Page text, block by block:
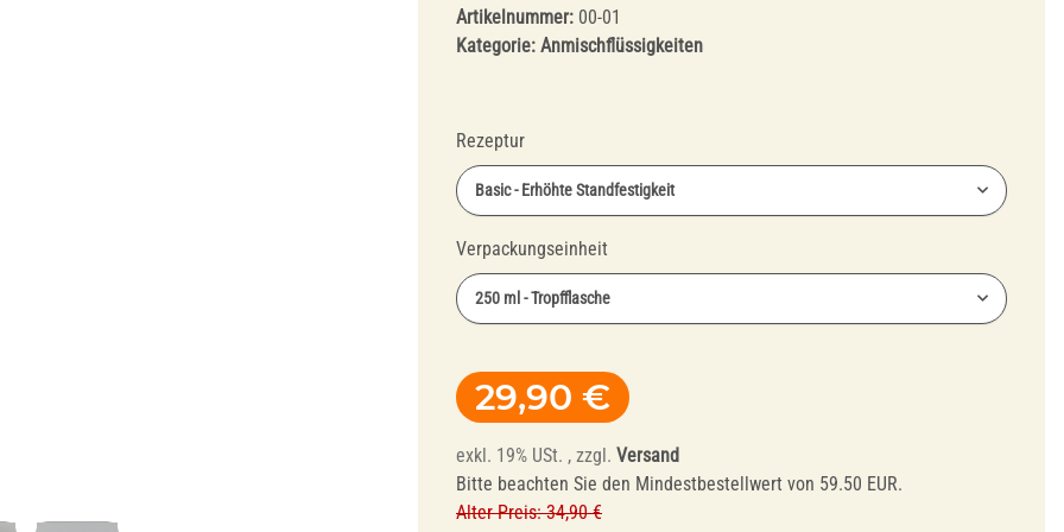
Dentallegierungen
Abrichtwerkzeuge
und Mandrelle
Artikelnummer: 00-01
Kategorie: Anmischflüssigkeiten
Rezeptur
Basic - Erhöhte Standfestigkeit
Verpackungseinheit
250 ml - Tropfflasche
29,90 €
exkl. 19% USt. , zzgl. Versand
Bitte beachten Sie den Mindestbestellwert von 59.50 EUR.
Alter Preis: 34,90 €